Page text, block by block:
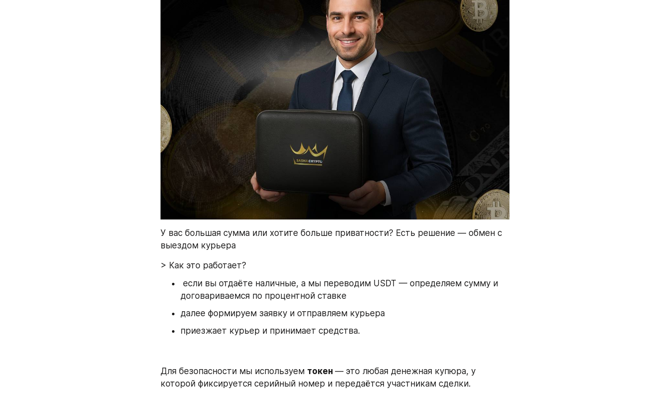
У вас большая сумма или хотите больше приватности? Есть решение — обмен с
выездом курьера
> Как это работает?
договариваемся по процентной ставке
далее формируем заявку и отправляем курьера
приезжает курьер и принимает средства.
Для безопасности мы используем токен — это любая денежная купюра, у
которой фиксируется серийный номер и передаётся участникам сделки.